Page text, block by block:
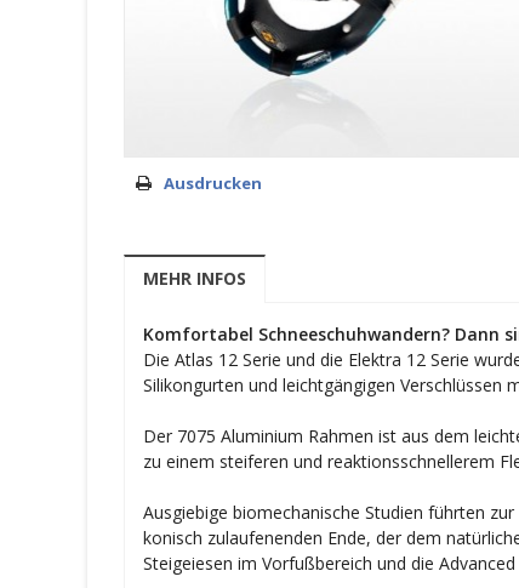
Ausdrucken
MEHR INFOS
Komfortabel Schneeschuhwandern? Dann
Die Atlas 12 Serie und die Elektra 12 Serie
Silikongurten und leichtgängigen Verschlüssen
Der 7075 Aluminium Rahmen ist aus dem
zu einem steiferen und reaktionsschnellerem
Ausgiebige biomechanische Studien führten
konisch zulaufenenden Ende, der dem
Steigeiesen im Vorfußbereich und die